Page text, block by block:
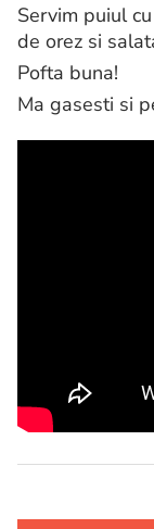
Servim puiul
de orez si
Pofta buna!
Ma gasesti si